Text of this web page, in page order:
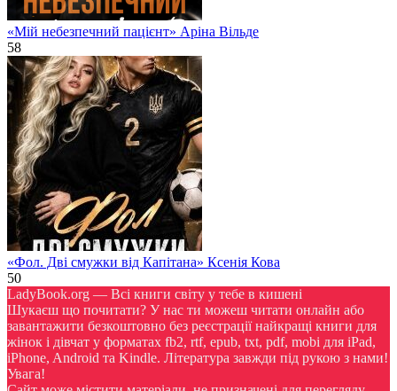
«Мій небезпечний пацієнт» Аріна Вільде
58
«Фол. Дві смужки від Капітана» Ксенія Кова
50
LadyBook.org — Всі книги світу у тебе в кишені
Шукаєш що почитати? У нас ти можеш читати онлайн або
завантажити безкоштовно без реєстрації найкращі книги для
жінок і дівчат у форматах fb2, rtf, epub, txt, pdf, mobi для iPad,
iPhone, Android та Kindle. Література завжди під рукою з нами!
Увага!